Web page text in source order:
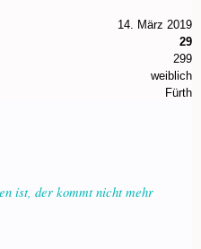
14. März 2019
29
299
weiblich
Fürth
ist, der kommt nicht mehr